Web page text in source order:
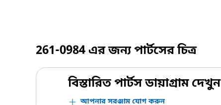
261-0984এর জন্য পার্টসের চিত্র
বিস্তারিত পার্টস ডায়াগ্রাম দেখুন
আপনার সরঞ্জাম যোগ করুন